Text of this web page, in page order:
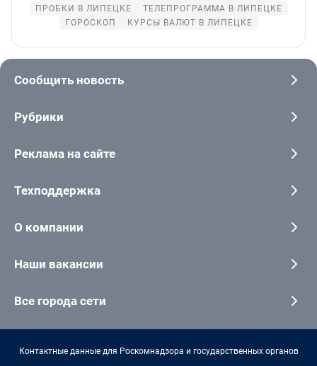
ПРОБКИ В ЛИПЕЦКЕ
ТЕЛЕПРОГРАММА В ЛИПЕЦКЕ
ГОРОСКОП
КУРСЫ ВАЛЮТ В ЛИПЕЦКЕ
Сообщить новость
Рубрики
Реклама на сайте
Техподдержка
О компании
Наши вакансии
Все города сети
Контактные данные для Роскомнадзора и государственных органов